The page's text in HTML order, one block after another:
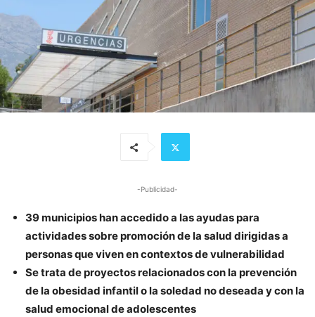
-Publicidad-
39 municipios han accedido a las ayudas para
actividades sobre promoción de la salud dirigidas a
personas que viven en contextos de vulnerabilidad
Se trata de proyectos relacionados con la prevención
de la obesidad infantil o la soledad no deseada y con la
salud emocional de adolescentes